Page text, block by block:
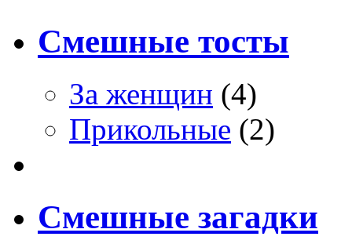
Смешные тосты
За женщин (4)
Прикольные (2)
Смешные загадки